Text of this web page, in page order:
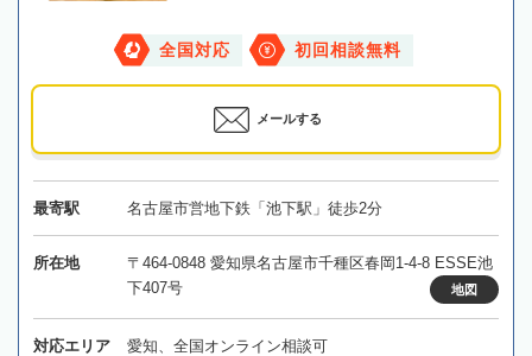
全国対応 初回相談無料
メールする
最寄駅 名古屋市営地下鉄「池下駅」徒歩2分
所在地
〒464-0848 愛知県名古屋市千種区春岡1-4-8 ESSE池
下407号
地図
対応エリア 愛知、全国オンライン相談可